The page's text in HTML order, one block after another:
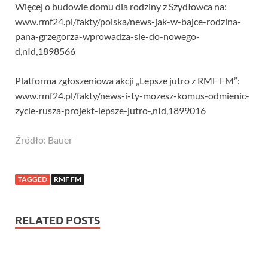
Więcej o budowie domu dla rodziny z Szydłowca na:
www.rmf24.pl/fakty/polska/news-jak-w-bajce-rodzina-
pana-grzegorza-wprowadza-sie-do-nowego-
d,nId,1898566
Platforma zgłoszeniowa akcji „Lepsze jutro z RMF FM”:
www.rmf24.pl/fakty/news-i-ty-mozesz-komus-odmienic-
zycie-rusza-projekt-lepsze-jutro-,nId,1899016
Źródło: Bauer
TAGGED RMF FM
RELATED POSTS